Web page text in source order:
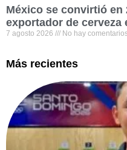
México se convirtió en
exportador de cerveza
7 agosto 2026 No hay
Más recientes